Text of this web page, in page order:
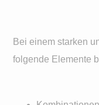
Bei einem starken
folgende Elemente